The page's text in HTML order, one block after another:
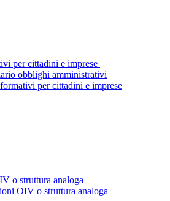
per cittadini e imprese
obblighi amministrativi
per cittadini e imprese
o struttura analoga
OIV o struttura analoga